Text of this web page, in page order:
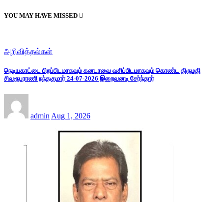
YOU MAY HAVE MISSED
அறிவித்தல்கள்
நெடியகாட்டை பிறப்பிடமாகவும் கனடாவை வசிப்பிடமாகவும் கொண்ட திருமதி
சிவரூபராணி நந்தகுமார் 24-07-2026 இறைவனடி சேர்ந்தார்
admin Aug 1, 2026